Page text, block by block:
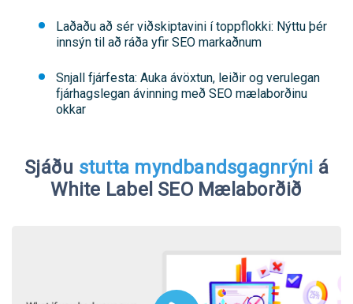
Laðaðu að sér viðskiptavini í toppflokki: Nýttu þér
innsýn til að ráða yfir SEO markaðnum
Snjall fjárfesta: Auka ávöxtun, leiðir og verulegan
fjárhagslegan ávinning með SEO mælaborðinu
okkar
Sjáðu stutta myndbandsgagnrýni á
White Label SEO Mælaborðið